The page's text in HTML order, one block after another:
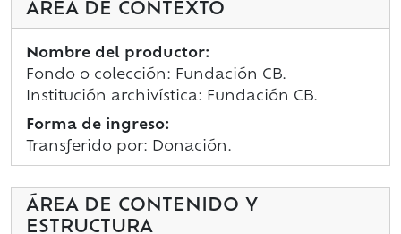
ÁREA DE CONTEXTO
Nombre del productor:
Fondo o colección: Fundación CB.
Institución archivística: Fundación CB.
Forma de ingreso:
Transferido por: Donación.
ÁREA DE CONTENIDO Y
ESTRUCTURA